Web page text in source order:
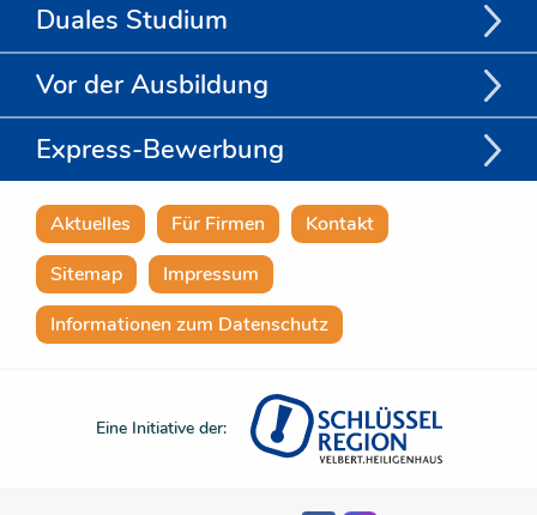
Duales Studium
Vor der Ausbildung
Express-Bewerbung
Aktuelles Für Firmen
Kontakt
Sitemap
Impressum
Informationen zum Datenschutz
Eine Initiative der: